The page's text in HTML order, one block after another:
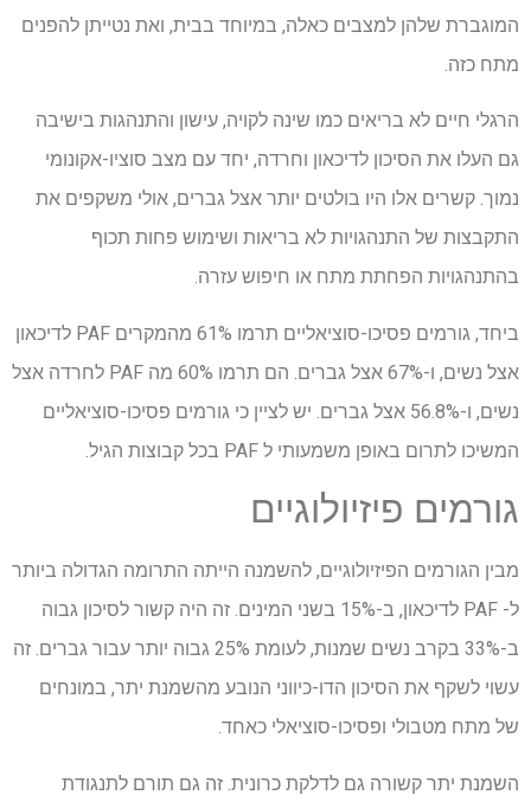
המוגברת שלהן למצבים כאלה, במיוחד בבית, ואת נטייתן להפנים
מתח כזה.
הרגלי חיים לא בריאים כמו שינה לקויה, עישון והתנהגות בישיבה
גם העלו את הסיכון לדיכאון וחרדה, יחד עם מצב סוציו-אקונומי
נמוך. קשרים אלו היו בולטים יותר אצל גברים, אולי משקפים את
התקבצות של התנהגויות לא בריאות ושימוש פחות תכוף
בהתנהגויות הפחתת מתח או חיפוש עזרה.
ביחד, גורמים פסיכו-סוציאליים תרמו 61% מהמקרים PAF לדיכאון
אצל נשים, ו-67% אצל גברים. הם תרמו 60% מה
PAF לחרדה אצל
נשים, ו-56.8% אצל גברים. יש לציין כי גורמים פסיכו-סוציאליים
המשיכו לתרום באופן משמעותי ל PAF בכל קבוצות הגיל.
גורמים פיזיולוגיים
מבין הגורמים הפיזיולוגיים, להשמנה הייתה התרומה הגדולה ביותר
ל- PAF
לדיכאון, ב-15% בשני המינים. זה היה קשור לסיכון גבוה
ב-33% בקרב נשים שמנות, לעומת 25% גבוה יותר עבור גברים. זה
עשוי לשקף את הסיכון הדו-כיווני הנובע מהשמנת יתר, במונחים
של מתח מטבולי ופסיכו-סוציאלי כאחד.
השמנת יתר קשורה גם לדלקת כרונית. זה גם תורם לתנגודת